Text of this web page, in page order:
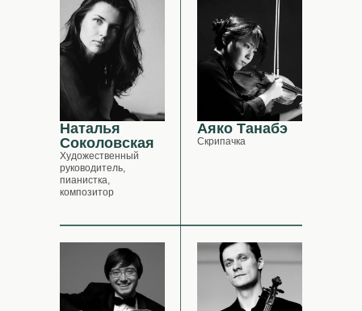
Аяко Танабэ
Скрипачка
Наталья
Соколовская
Художественный
руководитель,
пианистка,
композитор